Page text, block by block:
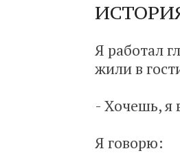
Я работал
жили в
- Хочешь, я
Я говорю: